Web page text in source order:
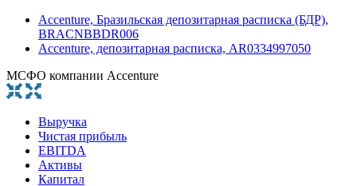
Accenture, Бразильская депозитарная расписка (БДР),
BRACNBBDR006
Accenture, депозитарная расписка, AR0334997050
МСФО компании Accenture
Выручка
Чистая прибыль
EBITDA
Активы
Капитал